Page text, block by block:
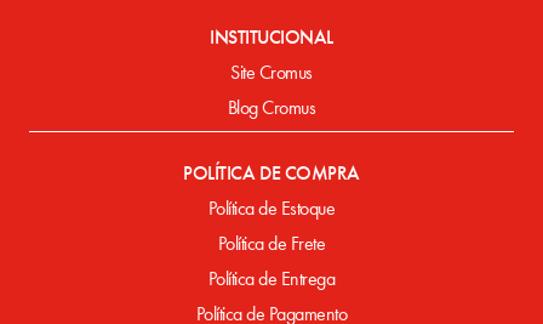
INSTITUCIONAL
Site Cromus
Blog Cromus
POLÍTICA DE COMPRA
Política de Estoque
Política de Frete
Política de Entrega
Política de Pagamento